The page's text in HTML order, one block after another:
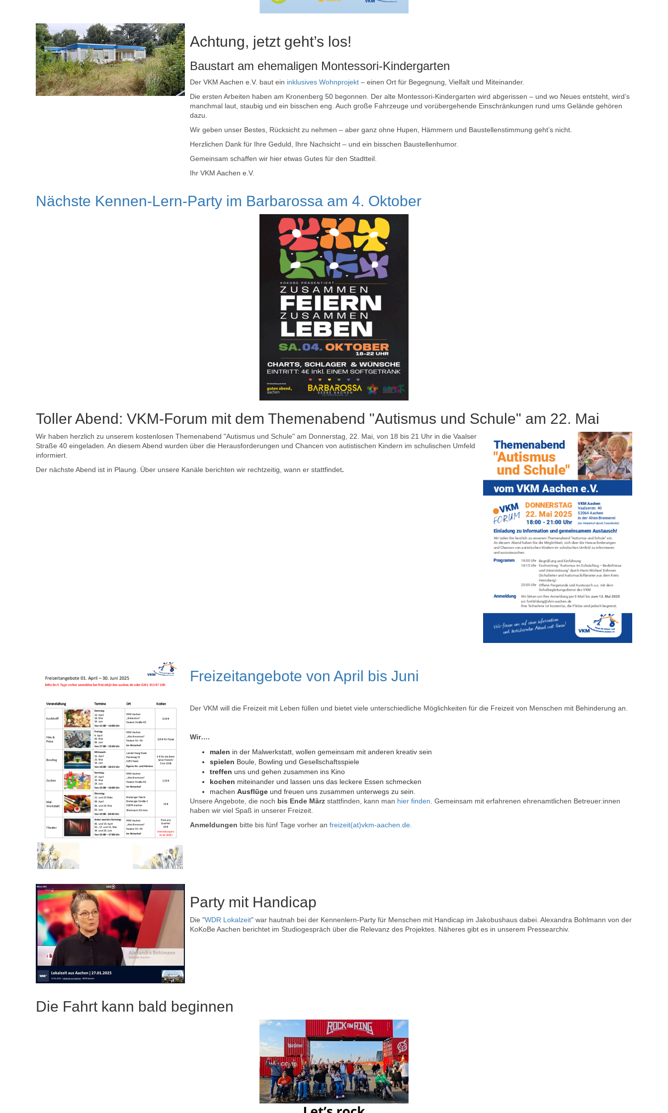
Achtung, jetzt geht’s los!
Baustart am ehemaligen Montessori-Kindergarten
Der VKM Aachen e.V. baut ein inklusives Wohnprojekt – einen Ort für Begegnung, Vielfalt und Miteinander.
Die ersten Arbeiten haben am Kronenberg 50 begonnen. Der alte Montessori-Kindergarten wird abgerissen – und wo Neues entsteht, wird’s
manchmal laut, staubig und ein bisschen eng. Auch große Fahrzeuge und vorübergehende Einschränkungen rund ums Gelände gehören
dazu.
Wir geben unser Bestes, Rücksicht zu nehmen – aber ganz ohne Hupen, Hämmern und Baustellenstimmung geht’s nicht.
Herzlichen Dank für Ihre Geduld, Ihre Nachsicht – und ein bisschen Baustellenhumor.
Gemeinsam schaffen wir hier etwas Gutes für den Stadtteil.
Ihr VKM Aachen e.V.
Nächste Kennen-Lern-Party im Barbarossa am 4. Oktober
Toller Abend: VKM-Forum mit dem Themenabend "Autismus und Schule" am 22. Mai
Wir haben herzlich zu unserem kostenlosen Themenabend "Autismus und Schule" am Donnerstag, 22. Mai, von 18 bis 21 Uhr in die Vaalser
Straße 40 eingeladen. An diesem Abend wurden über die Herausforderungen und Chancen von autistischen Kindern im schulischen Umfeld
informiert.
Der nächste Abend ist in Plaung. Über unsere Kanäle berichten wir rechtzeitig, wann er stattfindet.
Freizeitangebote von April bis Juni
Der VKM will die Freizeit mit Leben füllen und bietet viele unterschiedliche Möglichkeiten für die Freizeit von Menschen mit Behinderung an.
Wir….
malen in der Malwerkstatt, wollen gemeinsam mit anderen kreativ sein
spielen Boule, Bowling und Gesellschaftsspiele
treffen uns und gehen zusammen ins Kino
kochen miteinander und lassen uns das leckere Essen schmecken
machen Ausflüge und freuen uns zusammen unterwegs zu sein.
Unsere Angebote, die noch bis Ende März stattfinden, kann man hier finden . Gemeinsam mit erfahrenen ehrenamtlichen Betreuer:innen
haben wir viel Spaß in unserer Freizeit.
Anmeldungen bitte bis fünf Tage vorher an freizeit(at)vkm-aachen.de
Party mit Handicap
Die "WDR Lokalzeit" war hautnah bei der Kennenlern-Party für Menschen mit Handicap im Jakobushaus dabei. Alexandra Bohlmann von der
KoKoBe Aachen berichtet im Studiogespräch über die Relevanz des Projektes. Näheres gibt es in unserem Pressearchiv.
Die Fahrt kann bald beginnen